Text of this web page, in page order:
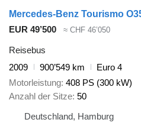
EUR 49’500 ≈ CHF 46’050
Reisebus
2009
900’549 km
Euro 4
Motorleistung 408 PS (300 kW)
Anzahl der Sitze 50
Deutschland, Hamburg